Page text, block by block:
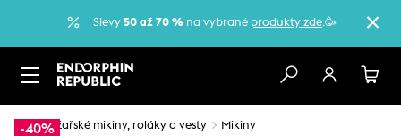
Slevy 50 až 70 % na vybrané produkty zde.🥳
-40%
… Lyžařské mikiny, roláky a vesty Mikiny